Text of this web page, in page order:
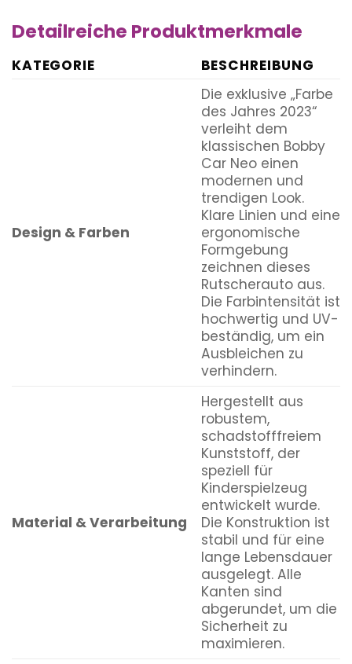
Detailreiche Produktmerkmale
KATEGORIE BESCHREIBUNG
Design & Farben
Die exklusive „Farbe
des Jahres 2023“
verleiht dem
klassischen Bobby
Car Neo einen
modernen und
trendigen Look.
Klare Linien und eine
ergonomische
Formgebung
zeichnen dieses
Rutscherauto aus.
Die Farbintensität ist
hochwertig und UV-
beständig, um ein
Ausbleichen zu
verhindern.
Material & Verarbeitung
Hergestellt aus
robustem,
schadstofffreiem
Kunststoff, der
speziell für
Kinderspielzeug
entwickelt wurde.
Die Konstruktion ist
stabil und für eine
lange Lebensdauer
ausgelegt. Alle
Kanten sind
abgerundet, um die
Sicherheit zu
maximieren.